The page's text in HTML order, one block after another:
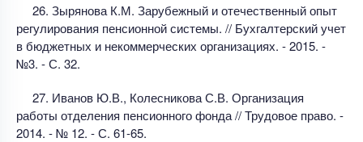
26. Зырянова К.М. Зарубежный и отечественный опыт
регулирования пенсионной системы. // Бухгалтерский учет
в бюджетных и некоммерческих организациях. - 2015. -
№3. - С. 32.
27. Иванов Ю.В., Колесникова С.В. Организация
работы отделения пенсионного фонда // Трудовое право. -
2014. - № 12. - С. 61-65.